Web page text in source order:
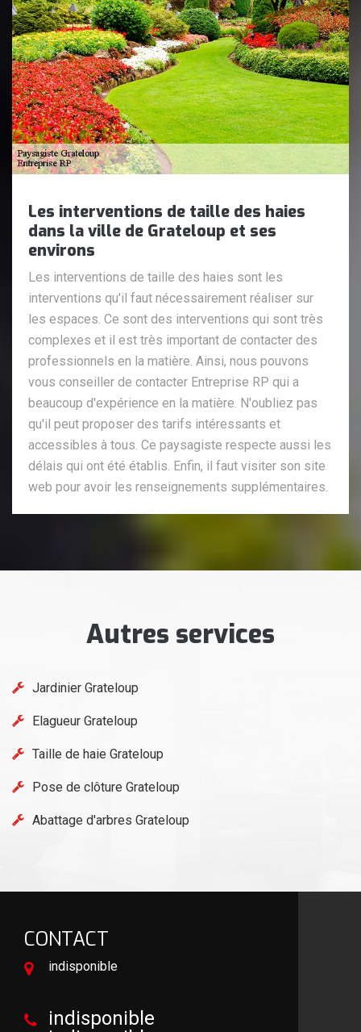
Les interventions de taille des haies
dans la ville de Grateloup et ses
environs
Les interventions de taille des haies sont les
interventions qu'il faut nécessairement réaliser sur
les espaces. Ce sont des interventions qui sont très
complexes et il est très important de contacter des
professionnels en la matière. Ainsi, nous pouvons
vous conseiller de contacter Entreprise RP qui a
beaucoup d'expérience en la matière. N'oubliez pas
qu'il peut proposer des tarifs intéressants et
accessibles à tous. Ce paysagiste respecte aussi les
délais qui ont été établis. Enfin, il faut visiter son site
web pour avoir les renseignements supplémentaires.
Autres services
Jardinier Grateloup
Elagueur Grateloup
Taille de haie Grateloup
Pose de clôture Grateloup
Abattage d'arbres Grateloup
CONTACT
indisponible
indisponible